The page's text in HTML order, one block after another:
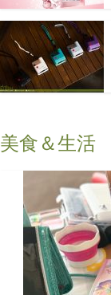
美食＆生活